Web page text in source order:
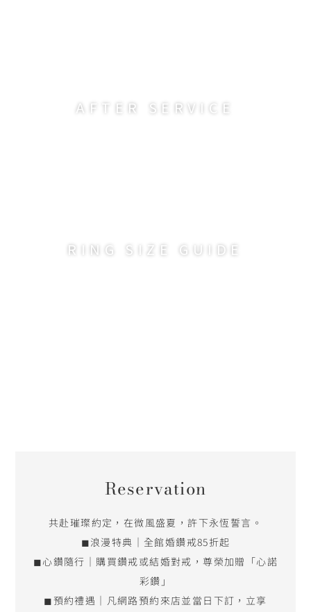
AFTER SERVICE
RING SIZE GUIDE
Reservation
共赴璀璨約定，在微風盛夏，許下永恆誓言。
◼浪漫特典｜全館婚鑽戒85折起
◼心鑽隨行｜購買鑽戒或結婚對戒，尊榮加贈「心諾
彩鑽」
◼預約禮遇｜凡網路預約來店並當日下訂，立享